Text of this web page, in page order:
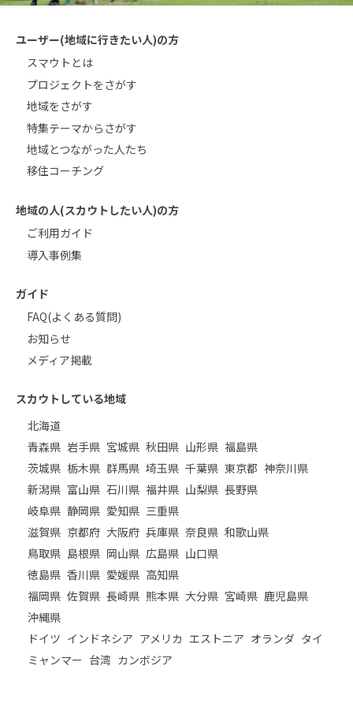
ユーザー(地域に行きたい人)の方
スマウトとは
プロジェクトをさがす
地域をさがす
特集テーマからさがす
地域とつながった人たち
移住コーチング
地域の人(スカウトしたい人)の方
ご利用ガイド
導入事例集
ガイド
FAQ(よくある質問)
お知らせ
メディア掲載
スカウトしている地域
北海道
青森県 岩手県 宮城県 秋田県 山形県 福島県
茨城県 栃木県 群馬県 埼玉県 千葉県 東京都 神奈川県
新潟県 富山県 石川県 福井県 山梨県 長野県
岐阜県 静岡県 愛知県 三重県
滋賀県 京都府 大阪府 兵庫県 奈良県 和歌山県
鳥取県 島根県 岡山県 広島県 山口県
徳島県 香川県 愛媛県 高知県
福岡県 佐賀県 長崎県 熊本県 大分県 宮崎県 鹿児島県
沖縄県
ドイツ インドネシア アメリカ エストニア オランダ タイ
ミャンマー 台湾 カンボジア